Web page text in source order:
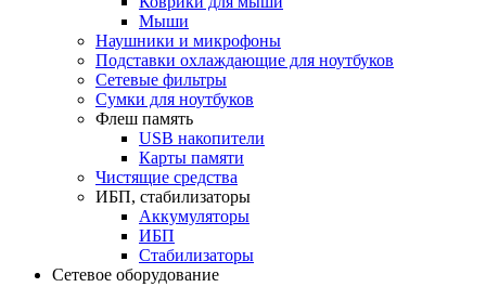
Мыши
Наушники и микрофоны
Подставки охлаждающие для ноутбуков
Сетевые фильтры
Сумки для ноутбуков
Флеш память
USB накопители
Карты памяти
Чистящие средства
ИБП, стабилизаторы
Аккумуляторы
ИБП
Стабилизаторы
Сетевое оборудование